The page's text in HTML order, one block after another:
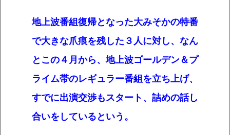
地上波番組復帰となった大みそかの特番
で大きな爪痕を残した３人に対し、なん
とこの４月から、地上波ゴールデン＆プ
ライム帯のレギュラー番組を立ち上げ、
すでに出演交渉もスタート、詰めの話し
合いをしているという。